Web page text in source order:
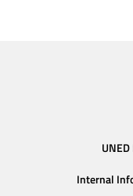
Internal